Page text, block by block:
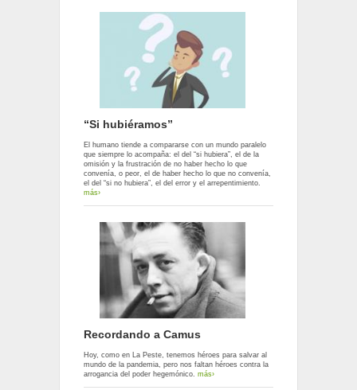
“Si hubiéramos”
El humano tiende a compararse con un mundo paralelo
que siempre lo acompaña: el del “si hubiera”, el de la
omisión y la frustración de no haber hecho lo que
convenía, o peor, el de haber hecho lo que no convenía,
el del “si no hubiera”, el del error y el arrepentimiento.
más›
Recordando a Camus
Hoy, como en La Peste, tenemos héroes para salvar al
mundo de la pandemia, pero nos faltan héroes contra la
arrogancia del poder hegemónico. más›